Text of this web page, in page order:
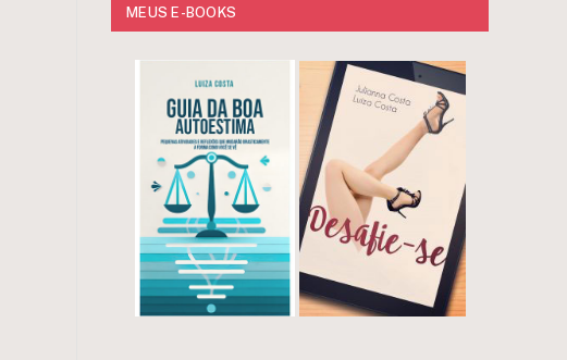
MEUS E-BOOKS